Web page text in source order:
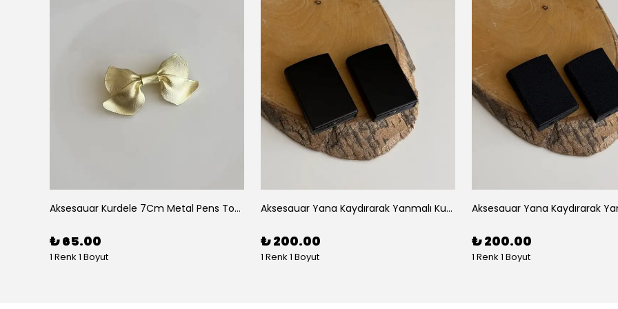
Aksesauar Kurdele 7Cm Metal Pens Toka
₺ 65.00
1 Renk 1 Boyut
Aksesauar Yana Kaydırarak Yanmalı Kum Siyah Çakmak
₺ 200.00
1 Renk 1 Boyut
₺ 200.00
1 Renk 1 Boyut